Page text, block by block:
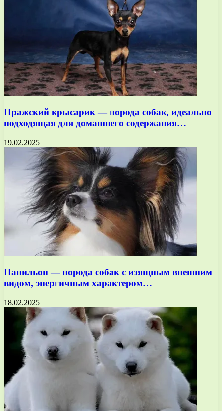
Пражский крысарик — порода собак, идеально
подходящая для домашнего содержания…
19.02.2025
Папильон — порода собак с изящным внешним
видом, энергичным характером…
18.02.2025